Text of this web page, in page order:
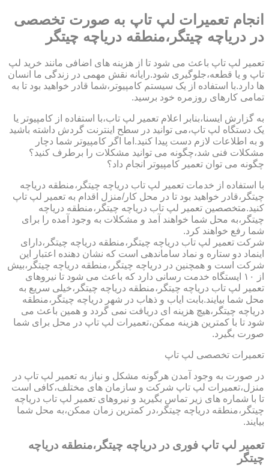
انجام تعمیرات لپ تاپ به صورت تخصصی
در دریاچه چیتگر،منطقه دریاچه چیتگر
تعمیر لپ تاپ باعث می شود تا از هزینه های اضافی مانند خرید لپ
تاپ و یا قطعه،جلوگیری شود.رایانه نقش مهمی در زندگی ما انسان
ها دارد.با استفاده از یک سیستم کامپیوتر،شما قادر خواهید بود تا به
تمامی کارهای روزمره خود برسید.
به گزارش ایسنا،بنابر اعلام تعمیر لپ تاب،با استفاده از کامپیوتر یا
یک دستگاه لپ تاپ،می توانید در سطح اینترنت گردش داشته باشید
و به اطلاعات لازم دست پیدا کنید.اما اگر کامپیوتر شما دچار
مشکلات فنی شد،چگونه می توانید مشکلات را برطرف کنید؟
چگونه می توان تعمیر کامپیوتر انجام داد؟
با استفاده از خدمات تعمیر لپ تاب دریاچه چیتگر،منطقه دریاچه
چیتگر،قادر خواهید بود تا در محل کار/منزل اقدام به تعمیر لپ تاپ
کنید.متخصصین تعمیر لپ تاب دریاچه چیتگر،منطقه دریاچه
چیتگر،به محل شما خواهند آمد و مشکلات به وجود آمده را برای
شما رفع خواهند کرد.
شرکت تعمیر لپ تاب دریاچه چیتگر،منطقه دریاچه چیتگر،دارای
اینماد دو ستاره و نماد ساماندهی است که نشان دهنده اعتبار این
شرکت است و همچنین در دریاچه چیتگر،منطقه دریاچه چیتگر،بیش
از ۱۰ ایستگاه خدمت رسانی دارد که باعث می شود تا نیروهای
تعمیر لپ تاب دریاچه چیتگر،منطقه دریاچه چیتگر،خیلی سریع به
محل شما بیایند.بابت ایاب و ذهاب در شهر دریاچه چیتگر،منطقه
دریاچه چیتگر،هیچ هزینه ای دریافت نمی گردد و همین باعث می
شود تا با کمترین هزینه ممکن،تعمیرات لپ تاپ در محل برای شما
صورت بگیرد.
تعمیرات تخصصی لپ تاپ
در صورت به وجود آمدن هرگونه مشکل و نیاز به تعمیر لپ تاپ در
منزل،تعمیرات لپ تاپ شرکت و سازمان های مختلف،کافی است
تا با شماره های زیر تماس بگیرید و نیروهای تعمیر لپ تاب دریاچه
چیتگر،منطقه دریاچه چیتگر،در کمترین زمان ممکن،به محل شما
بیایند.
تعمیر لپ تاپ فوری در دریاچه چیتگر،منطقه دریاچه
چیتگر